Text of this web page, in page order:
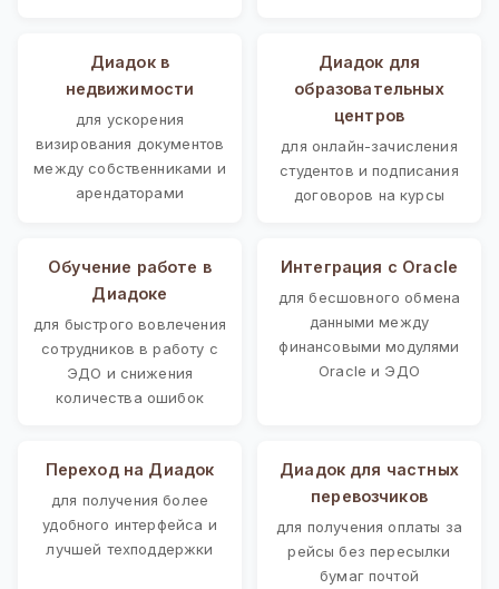
Диадок в
недвижимости
для ускорения
визирования документов
между собственниками и
арендаторами
Диадок для
образовательных
центров
для онлайн-зачисления
студентов и подписания
договоров на курсы
Обучение работе в
Диадоке
для быстрого вовлечения
сотрудников в работу с
ЭДО и снижения
количества ошибок
Интеграция с Oracle
для бесшовного обмена
данными между
финансовыми модулями
Oracle и ЭДО
Переход на Диадок
для получения более
удобного интерфейса и
лучшей техподдержки
Диадок для частных
перевозчиков
для получения оплаты за
рейсы без пересылки
бумаг почтой